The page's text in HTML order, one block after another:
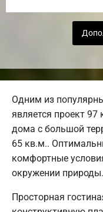
Одним из
является проект 97
дома с большой
65 кв.м..
комфортные
окружении природы.
Просторная